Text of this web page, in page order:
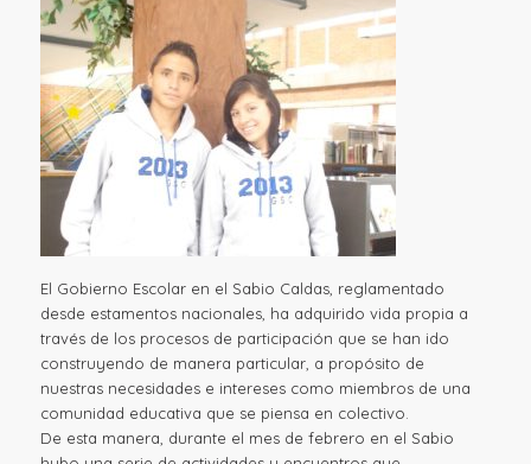
El Gobierno Escolar en el Sabio Caldas, reglamentado
desde estamentos nacionales, ha adquirido vida propia a
través de los procesos de participación que se han ido
construyendo de manera particular, a propósito de
nuestras necesidades e intereses como miembros de una
comunidad educativa que se piensa en colectivo.
De esta manera, durante el mes de febrero en el Sabio